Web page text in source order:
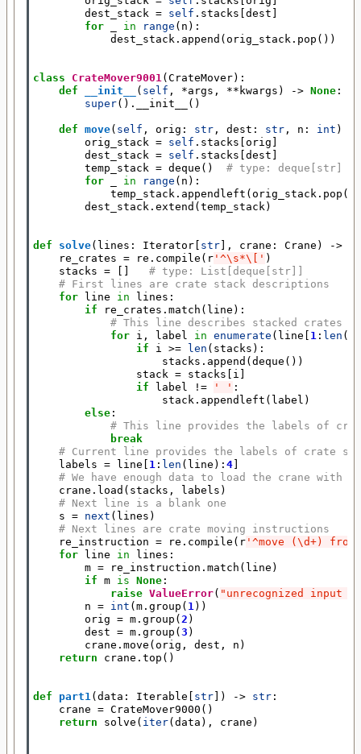
dest_stack = self . stacks dest
for
in range ( n ):
dest_stack . append ( orig_stack . pop ())
class CrateMover9001( CrateMover):
def
__init__ ( self , *args , ** kwargs ) -> None :
super() . __init__ ()
def move( self , orig : str , dest : str , n : int )
orig_stack = self . stacks orig
dest_stack = self . stacks dest
temp_stack = deque ()
# type: deque[str]
for
in range ( n ):
temp_stack . appendleft ( orig_stack . pop ())
dest_stack . extend ( temp_stack)
def solve( lines : Iterator str ], crane : Crane ) ->
re_crates = re . compile ( r '^\s*\[' )
stacks =
# type: List[deque[str]]
# First lines are crate stack descriptions
for
line in lines :
if
re_crates . match ( line ):
# This line describes stacked crates
for i , label in enumerate ( line 1 : len (
if
i >= len ( stacks ):
stacks . append ( deque ())
stack = stacks i
if
label != ' ' :
stack . appendleft ( label )
else :
# This line provides the labels of
break
# Current line provides the labels of crate
labels = line 1 : len ( line ): 4
# We have enough data to load the crane with
crane . load ( stacks , labels )
# Next line is a blank one
s = next ( lines )
# Next lines are crate moving instructions
re_instruction = re . compile ( r '^move (\d+)
for
line in lines :
m = re_instruction . match ( line )
if m is None :
raise ValueError( "unrecognized input
n = int ( m . group ( 1))
orig = m . group ( 2 )
dest = m . group ( 3 )
crane . move ( orig , dest , n )
return
crane . top ()
def part1( data : Iterable str ]) -> str :
crane = CrateMover9000 ()
return
solve ( iter( data ), crane )